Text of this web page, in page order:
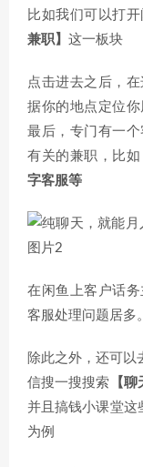
比如我们可以打
兼职】 这一板块
点击进去之后，
据你的地点定位
最后，专门有一
有关的兼职，比如
字客服等
在闲鱼上客户话
客服处理问题居多。
除此之外，还可以
信搜一搜搜索
【
并且搞钱小课堂这
为例